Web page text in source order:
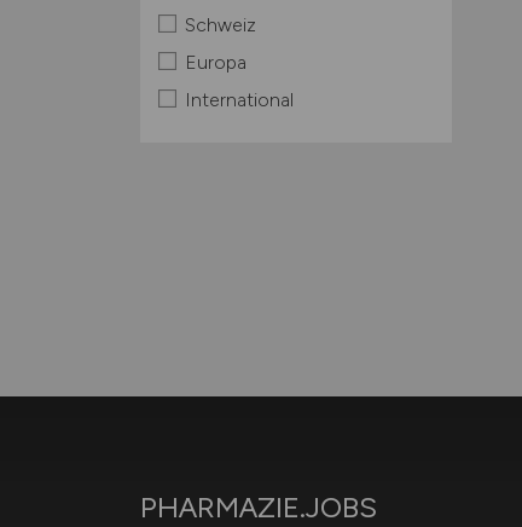
Schweiz
Europa
International
PHARMAZIE.JOBS